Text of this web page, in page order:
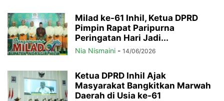
Milad ke-61 Inhil, Ketua DPRD
Pimpin Rapat Paripurna
Peringatan Hari Jadi...
Nia Nismaini - 14/06/2026
Ketua DPRD Inhil Ajak
Masyarakat Bangkitkan Marwah
Daerah di Usia ke-61